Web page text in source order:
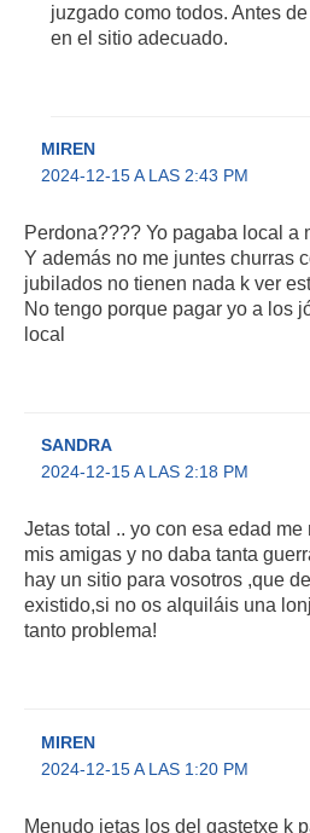
juzgado como todos. Antes
en el sitio adecuado.
MIREN
2024-12-15 A LAS 2:43 PM
Perdona???? Yo pagaba local a
Y además no me juntes churras
jubilados no tienen nada k ver
No tengo porque pagar yo a los
local
SANDRA
2024-12-15 A LAS 2:18 PM
Jetas total .. yo con esa edad
mis amigas y no daba tanta
hay un sitio para vosotros ,que
existido,si no os alquiláis una
tanto problema!
MIREN
2024-12-15 A LAS 1:20 PM
Menudo jetas los del gastetxe k